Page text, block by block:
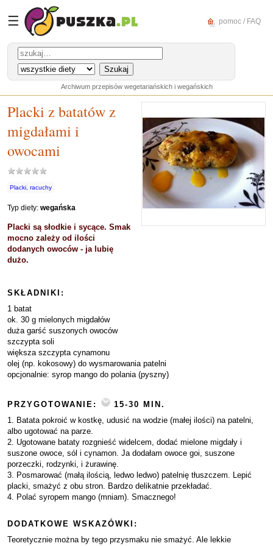
☰ pomoc / FAQ
Archiwum przepisów wegetariańskich i wegańskich
Placki z batatów z
migdałami i
owocami
Placki, racuchy
Typ diety: wegańska
Placki są słodkie i sycące. Smak
mocno zależy od ilości
dodanych owoców - ja lubię
dużo.
SKŁADNIKI:
1 batat
ok. 30 g mielonych migdałów
duża garść suszonych owoców
szczypta soli
większa szczypta cynamonu
olej (np. kokosowy) do wysmarowania patelni
opcjonalnie: syrop mango do polania (pyszny)
PRZYGOTOWANIE:
15-30 MIN.
1. Batata pokroić w kostkę, udusić na wodzie (małej ilości) na patelni,
albo ugotować na parze.
2. Ugotowane bataty rozgnieść widelcem, dodać mielone migdały i
suszone owoce, sól i cynamon. Ja dodałam owoce goi, suszone
porzeczki, rodzynki, i żurawinę.
3. Posmarować (małą ilością, ledwo ledwo) patelnię tłuszczem. Lepić
placki, smażyć z obu stron. Bardzo delikatnie przekładać.
4. Polać syropem mango (mniam). Smacznego!
DODATKOWE WSKAZÓWKI:
Teoretycznie można by tego przysmaku nie smażyć. Ale lekkie